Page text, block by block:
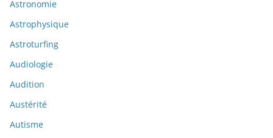
Astronomie
Astrophysique
Astroturfing
Audiologie
Audition
Austérité
Autisme